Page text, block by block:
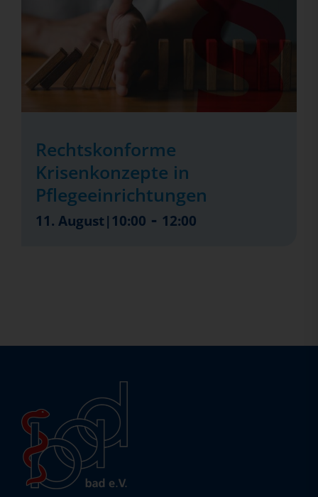
Rechtskonforme
Krisenkonzepte in
Pflegeeinrichtungen
11. August|10:00 - 12:00